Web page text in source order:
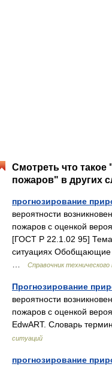
Смотреть что
пожаров" в других
прогнозирование
вероятности
пожаров с оценкой
[ГОСТ Р 22.1.02 95]
ситуациях Обобщающие
Справочник технического
Прогнозирование
вероятности
пожаров с оценкой
EdwART. Словарь
ситуаций
прогнозирование